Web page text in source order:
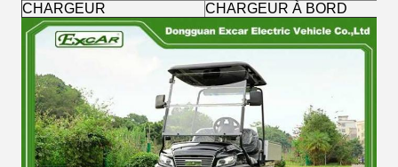
CHARGEUR
CHARGEUR À BORD